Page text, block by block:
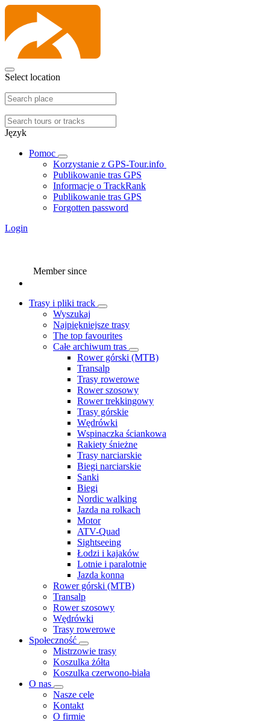
Select location
Język
Pomoc
Korzystanie z GPS-Tour.info
Publikowanie tras GPS
Informacje o TrackRank
Publikowanie tras GPS
Forgotten password
Login
Member since
Trasy i pliki track
Wyszukaj
Najpiękniejsze trasy
The top favourites
Całe archiwum tras
Rower górski (MTB)
Transalp
Trasy rowerowe
Rower szosowy
Rower trekkingowy
Trasy górskie
Wędrówki
Wspinaczka ściankowa
Rakiety śnieżne
Trasy narciarskie
Biegi narciarskie
Sanki
Biegi
Nordic walking
Jazda na rolkach
Motor
ATV-Quad
Sightseeing
Łodzi i kajaków
Lotnie i paralotnie
Jazda konna
Rower górski (MTB)
Transalp
Rower szosowy
Wędrówki
Trasy rowerowe
Społeczność
Mistrzowie trasy
Koszulka żółta
Koszulka czerwono-biała
O nas
Nasze cele
Kontakt
O firmie